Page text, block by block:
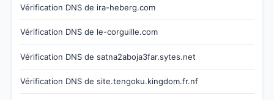
Vérification DNS de ira-heberg.com
Vérification DNS de le-corguille.com
Vérification DNS de satna2aboja3far.sytes.net
Vérification DNS de site.tengoku.kingdom.fr.nf